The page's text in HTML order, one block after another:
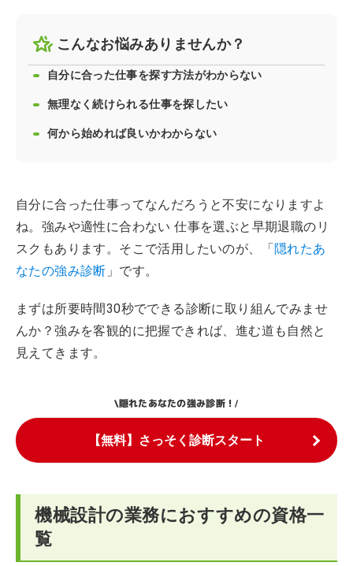
こんなお悩みありませんか？
自分に合った仕事を探す方法がわからない
無理なく続けられる仕事を探したい
何から始めれば良いかわからない
自分に合った仕事ってなんだろうと不安になりますよ
ね。強みや適性に合わない 仕事を選ぶと早期退職のリ
スクもあります。そこで活用したいのが、「隠れたあ
なたの強み診断 」です。
まずは所要時間30秒でできる診断に取り組んでみませ
んか？強みを客観的に把握できれば、進む道も自然と
見えてきます。
\隠れたあなたの強み診断！/
【無料】さっそく診断スタート
機械設計の業務におすすめの資格一
覧